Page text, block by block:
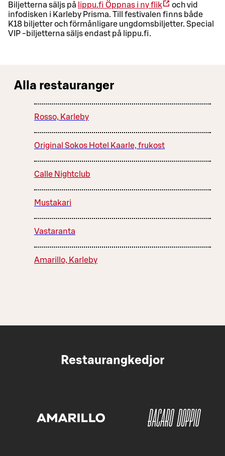
Biljetterna säljs på lippu.fi Öppnas i ny flik
och vid
infodisken i Karleby Prisma. Till festivalen finns både
K18 biljetter och förmånligare ungdomsbiljetter. Special
VIP -biljetterna säljs endast på lippu.fi.
Alla restauranger
Rosso, Karleby
Original Sokos Hotel Kaarle, frukost
Calle Nightclub
Mustakari
Vastaranta
Amarillo, Karleby
Restaurangkedjor